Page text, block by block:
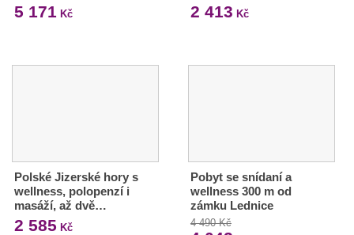
5 171 Kč 2 413 Kč
Polské Jizerské hory s
wellness, polopenzí i
masáží, až dvě…
2 585 Kč
Pobyt se snídaní a
wellness 300 m od
zámku Lednice
4 490 Kč